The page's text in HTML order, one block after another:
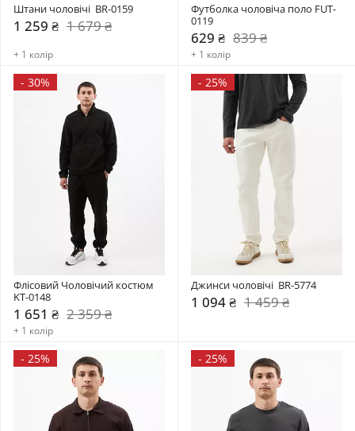
Штани чоловічі  BR-0159
1 259 ₴ 1 679 ₴
+ 1 колір
Футболка чоловіча поло FUT-
0119
629 ₴ 839 ₴
+ 1 колір
- 30%
Флісовий Чоловічий костюм
KT-0148
1 651 ₴ 2 359 ₴
+ 1 колір
- 25%
Джинси чоловічі  BR-5774
1 094 ₴ 1 459 ₴
- 25% - 25%